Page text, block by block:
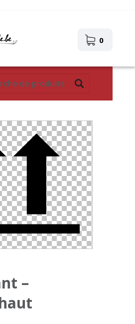
0
propre conception
–